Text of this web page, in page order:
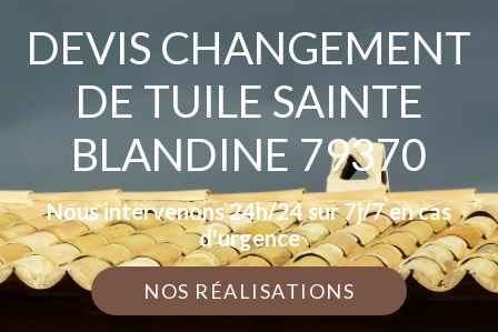
DEVIS CHANGEMENT
DE TUILE SAINTE
BLANDINE 79370
Nous intervenons 24h/24 sur 7j/7 en cas
d'urgence
NOS RÉALISATIONS